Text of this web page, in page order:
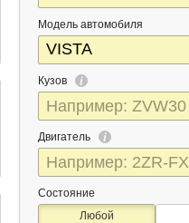
Модель автомобиля
Кузов
Двигатель
Состояние
Любой